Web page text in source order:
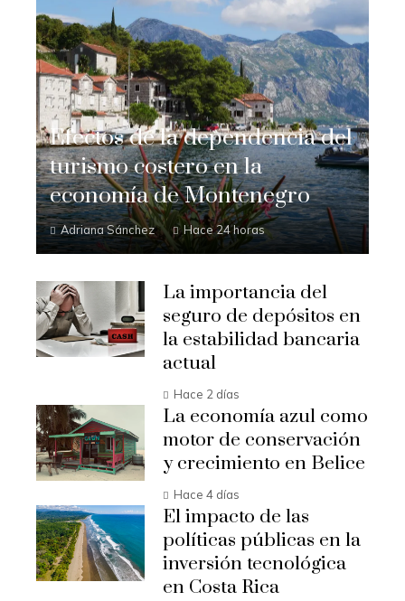
Efectos de la dependencia del
turismo costero en la
economía de Montenegro
Adriana Sánchez Hace 24 horas
La importancia del
seguro de depósitos en
la estabilidad bancaria
actual
Hace 2 días
La economía azul como
motor de conservación
y crecimiento en Belice
Hace 4 días
El impacto de las
políticas públicas en la
inversión tecnológica
en Costa Rica